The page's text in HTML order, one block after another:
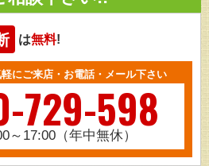
は無料!
にご来店・お電話・メール下さい
729-598
～17:00（年中無休）